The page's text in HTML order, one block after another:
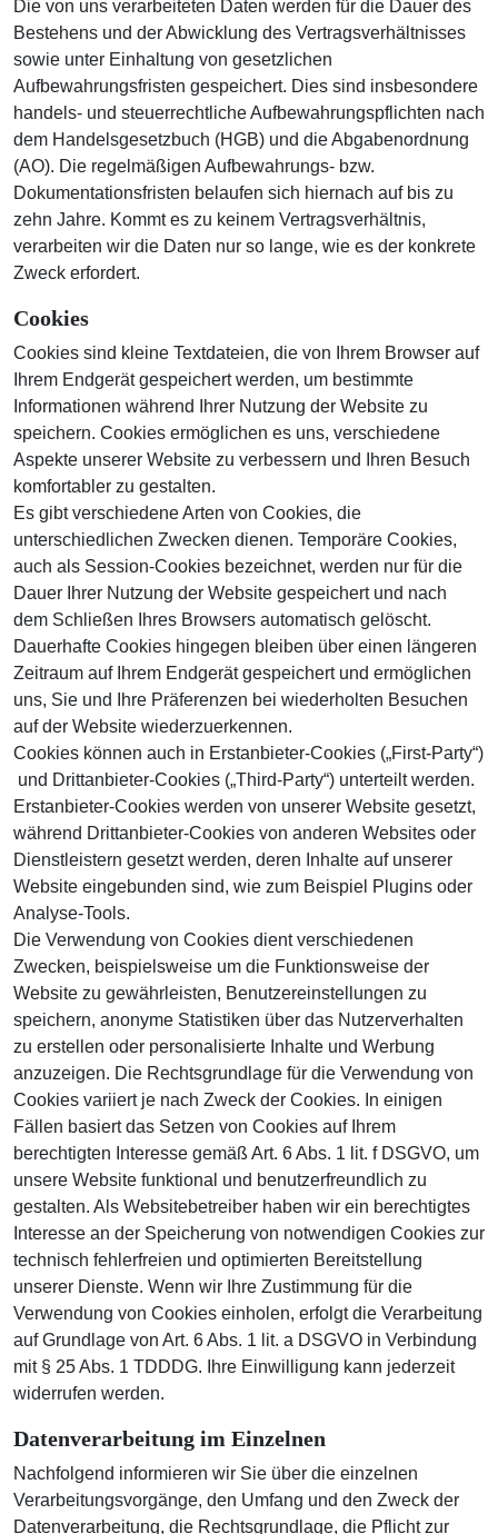
Die von uns verarbeiteten Daten werden für die Dauer des
Bestehens und der Abwicklung des Vertragsverhältnisses
sowie unter Einhaltung von gesetzlichen
Aufbewahrungsfristen gespeichert. Dies sind insbesondere
handels- und steuerrechtliche Aufbewahrungspflichten nach
dem Handelsgesetzbuch (HGB) und die Abgabenordnung
(AO). Die regelmäßigen Aufbewahrungs- bzw.
Dokumentationsfristen belaufen sich hiernach auf bis zu
zehn Jahre. Kommt es zu keinem Vertragsverhältnis,
verarbeiten wir die Daten nur so lange, wie es der konkrete
Zweck erfordert.
Cookies
Cookies sind kleine Textdateien, die von Ihrem Browser auf
Ihrem Endgerät gespeichert werden, um bestimmte
Informationen während Ihrer Nutzung der Website zu
speichern. Cookies ermöglichen es uns, verschiedene
Aspekte unserer Website zu verbessern und Ihren Besuch
komfortabler zu gestalten.
Es gibt verschiedene Arten von Cookies, die
unterschiedlichen Zwecken dienen. Temporäre Cookies,
auch als Session-Cookies bezeichnet, werden nur für die
Dauer Ihrer Nutzung der Website gespeichert und nach
dem Schließen Ihres Browsers automatisch gelöscht.
Dauerhafte Cookies hingegen bleiben über einen längeren
Zeitraum auf Ihrem Endgerät gespeichert und ermöglichen
uns, Sie und Ihre Präferenzen bei wiederholten Besuchen
auf der Website wiederzuerkennen.
Cookies können auch in Erstanbieter-Cookies („First-Party“)
und Drittanbieter-Cookies („Third-Party“) unterteilt werden.
Erstanbieter-Cookies werden von unserer Website gesetzt,
während Drittanbieter-Cookies von anderen Websites oder
Dienstleistern gesetzt werden, deren Inhalte auf unserer
Website eingebunden sind, wie zum Beispiel Plugins oder
Analyse-Tools.
Die Verwendung von Cookies dient verschiedenen
Zwecken, beispielsweise um die Funktionsweise der
Website zu gewährleisten, Benutzereinstellungen zu
speichern, anonyme Statistiken über das Nutzerverhalten
zu erstellen oder personalisierte Inhalte und Werbung
anzuzeigen. Die Rechtsgrundlage für die Verwendung von
Cookies variiert je nach Zweck der Cookies. In einigen
Fällen basiert das Setzen von Cookies auf Ihrem
berechtigten Interesse gemäß Art. 6 Abs. 1 lit. f DSGVO, um
unsere Website funktional und benutzerfreundlich zu
gestalten. Als Websitebetreiber haben wir ein berechtigtes
Interesse an der Speicherung von notwendigen Cookies zur
technisch fehlerfreien und optimierten Bereitstellung
unserer Dienste. Wenn wir Ihre Zustimmung für die
Verwendung von Cookies einholen, erfolgt die Verarbeitung
auf Grundlage von Art. 6 Abs. 1 lit. a DSGVO in Verbindung
mit § 25 Abs. 1 TDDDG. Ihre Einwilligung kann jederzeit
widerrufen werden.
Datenverarbeitung im Einzelnen
Nachfolgend informieren wir Sie über die einzelnen
Verarbeitungsvorgänge, den Umfang und den Zweck der
Datenverarbeitung, die Rechtsgrundlage, die Pflicht zur